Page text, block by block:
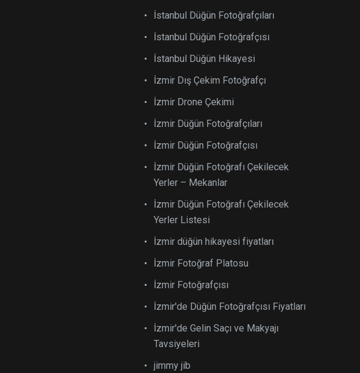
İstanbul Düğün Fotoğrafçıları
İstanbul Düğün Fotoğrafçısı
İstanbul Düğün Hikayesi
İzmir Dış Çekim Fotoğrafçı
İzmir Drone Çekimi
İzmir Düğün Fotoğrafçıları
İzmir Düğün Fotoğrafçısı
İzmir Düğün Fotoğrafı Çekilecek
Yerler – Mekanlar
İzmir Düğün Fotoğrafı Çekilecek
Yerler Listesi
İzmir düğün hikayesi fiyatları
İzmir Fotoğraf Platosu
İzmir Fotoğrafçısı
İzmir'de Düğün Fotoğrafçısı Fiyatları
İzmir'de Gelin Saçı ve Makyajı
Tavsiyeleri
jimmy jib